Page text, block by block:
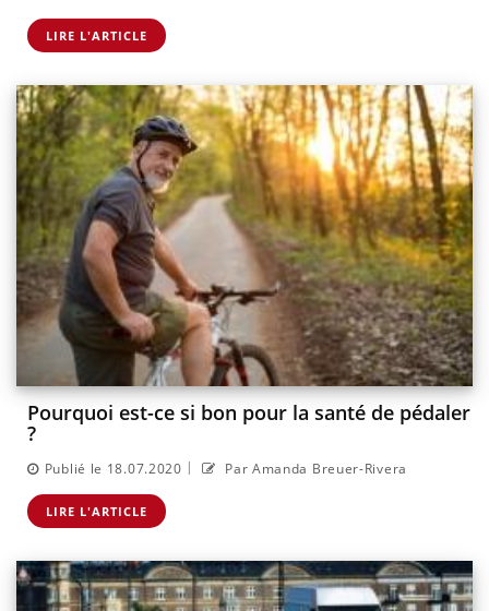
LIRE L'ARTICLE
Pourquoi est-ce si bon pour la santé de pédaler
?
Publié le 18.07.2020 | Par Amanda Breuer-Rivera
LIRE L'ARTICLE